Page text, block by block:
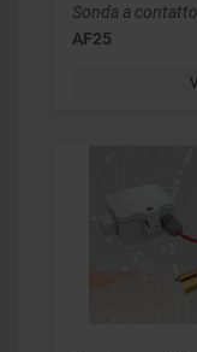
Sonda a
AF25